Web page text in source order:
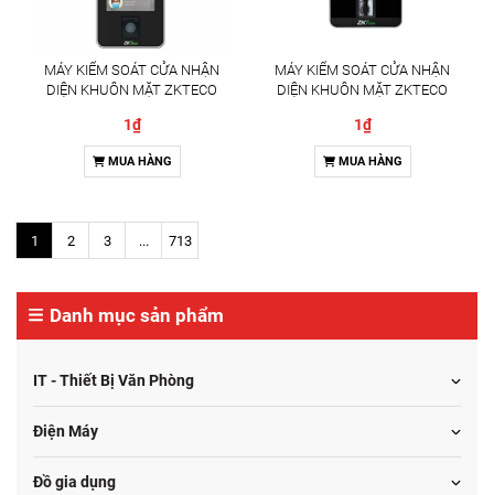
Danh mục sản phẩm
IT - Thiết Bị Văn Phòng
Điện Máy
Đồ gia dụng
MÁY KIỂM SOÁT CỬA NHẬN
DIỆN KHUÔN MẶT ZKTECO
PHÁP KIỂM SOÁT RA VÀO TÍCH
HỢP ĐO THÂN NHIỆT AI
1₫
MUA HÀNG
MÁY KIỂM SOÁT CỬA NHẬN
DIỆN KHUÔN MẶT ZKTECO
KIỂM SOÁT RA VÀO THÔNG
MINH
1₫
MUA HÀNG
1 2 3 ... 713